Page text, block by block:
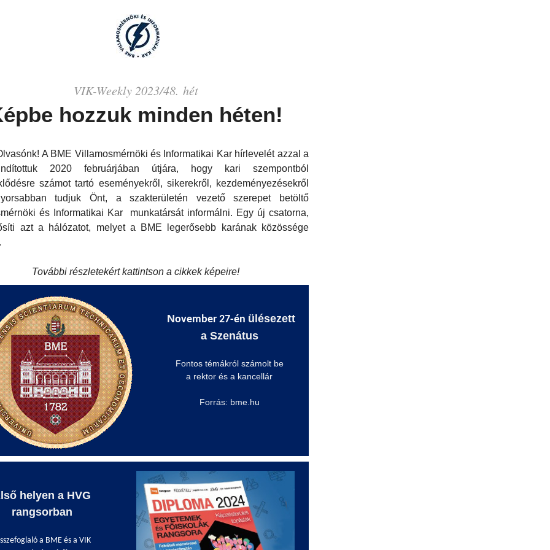
VIK-Weekly2023/48. hét
hozzuk minden héten!
A BME Villamosmérnöki és Informatikai Kar hírlevelét azzal a
2020 februárjában útjára, hogy kari szempontból
számot tartó eseményekről, sikerekről, kezdeményezésekről
tudjuk Önt, a szakterületén vezető szerepet betöltő
és Informatikai Kar munkatársátinformálni. Egy új csatorna,
azt a hálózatot, melyet a BME legerősebb
karánakközössége
További részletekért kattintson a cikkek képeire!
November 27-én ülésezett
a Szenátus
Fontos témákról számolt be
a rektor és a kancellár
Forrás: bme.hu
helyen a HVG
rangsorban
sszefoglaló a BME és a VIK